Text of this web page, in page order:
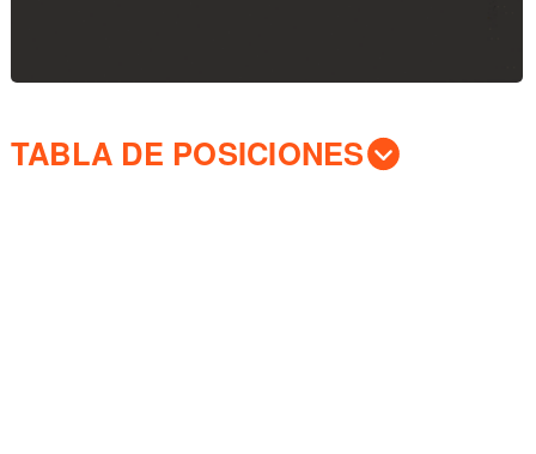
TABLA DE POSICIONES